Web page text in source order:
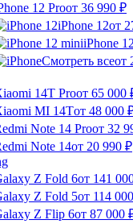
12 Proот 36 990 ₽
iPhone 12от
iPhone
Смотреть всеот
14T Proот 65 000
MI 14Tот 48 000
Note 14 Proот 32
Note 14от 20 990 ₽
Z Fold 6от 141
Z Fold 5от 114 000
Z Flip 6от 87 000